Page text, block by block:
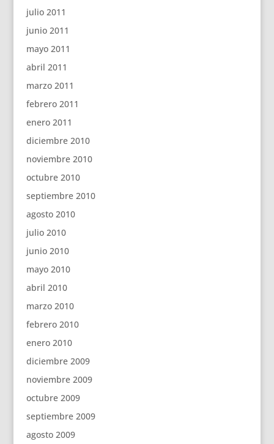
julio 2011
junio 2011
mayo 2011
abril 2011
marzo 2011
febrero 2011
enero 2011
diciembre 2010
noviembre 2010
octubre 2010
septiembre 2010
agosto 2010
julio 2010
junio 2010
mayo 2010
abril 2010
marzo 2010
febrero 2010
enero 2010
diciembre 2009
noviembre 2009
octubre 2009
septiembre 2009
agosto 2009